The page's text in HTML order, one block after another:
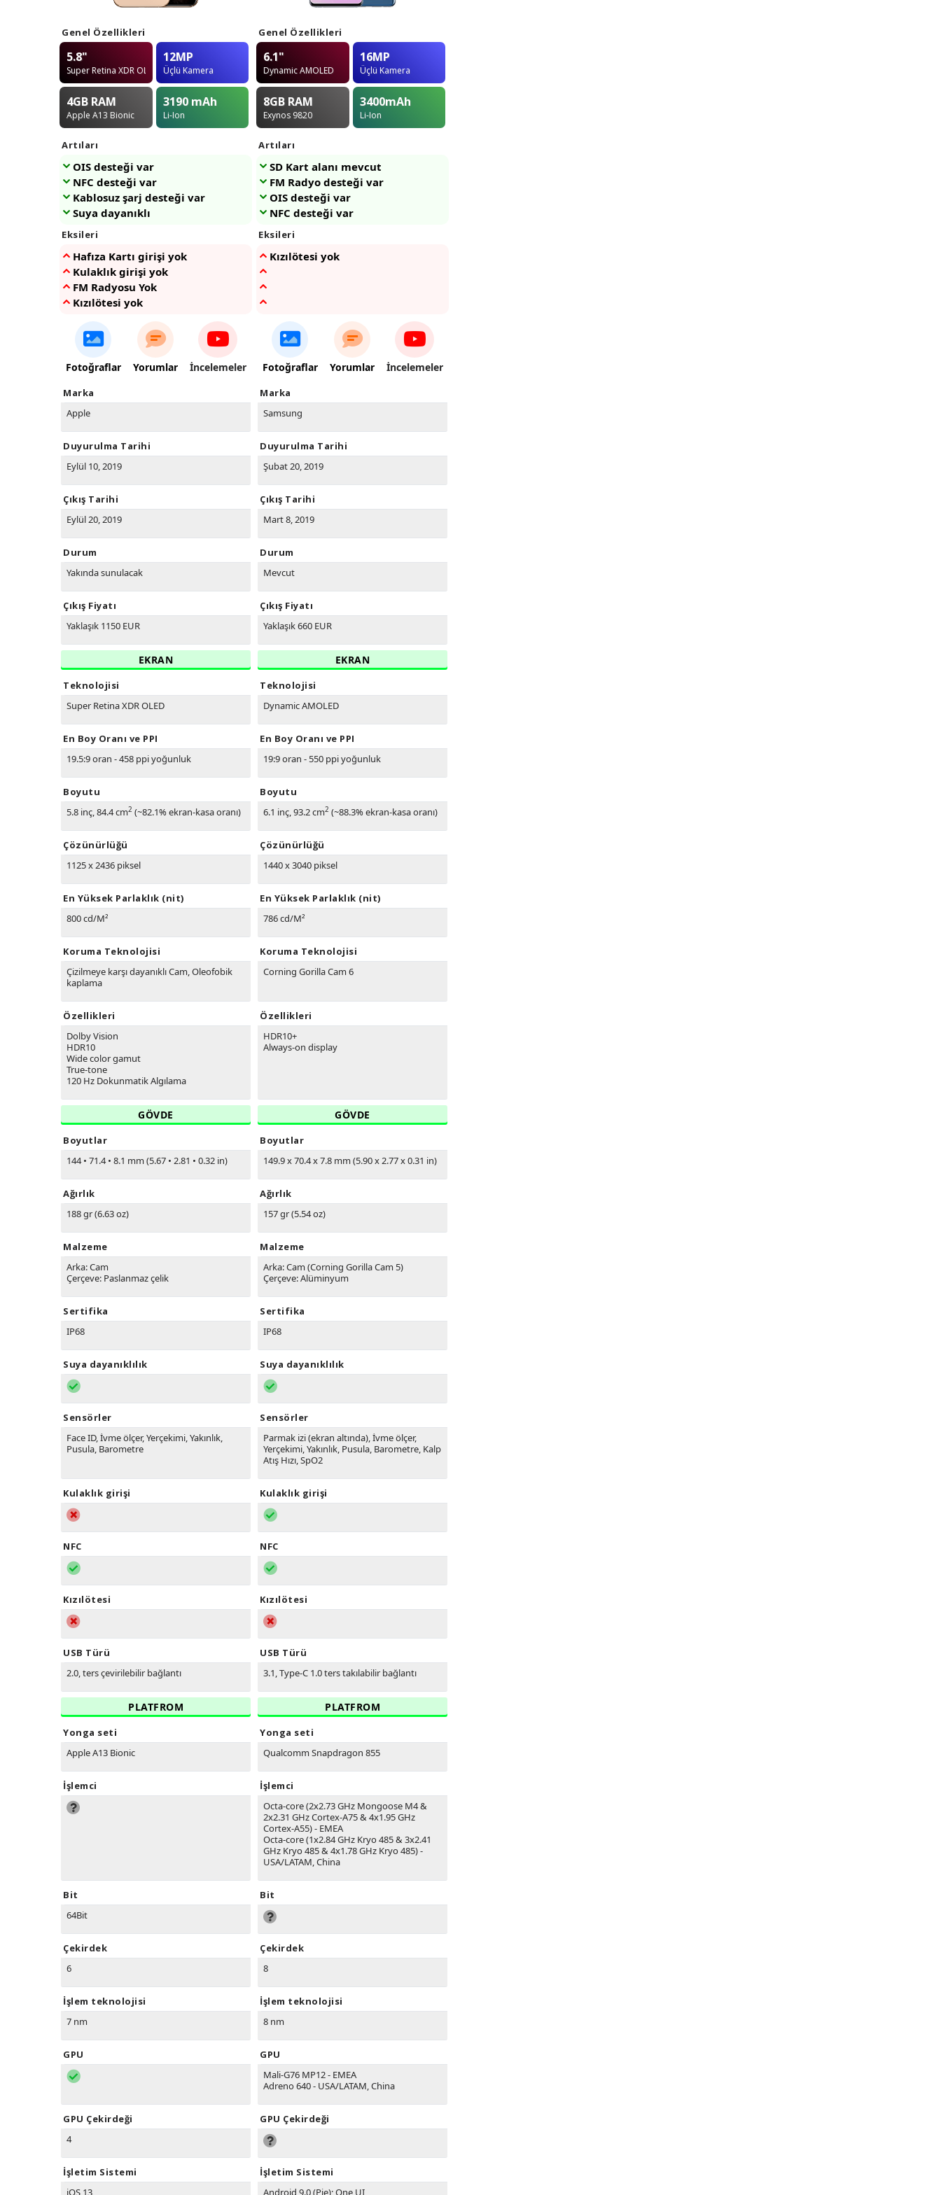
Genel Özellikleri
5.8"
Super Retina XDR OLED
12MP
Üçlü Kamera
4GB RAM
Apple A13 Bionic
3190mAh
Li-Ion
Artıları
OIS desteği var
NFC desteği var
Kablosuz şarj desteği var
Suya dayanıklı
Eksileri
Hafıza Kartı girişi yok
Kulaklık girişi yok
FM Radyosu Yok
Kızılötesi yok
Fotoğraflar Yorumlar İncelemeler
Marka
Apple
Duyurulma Tarihi
Eylül 10, 2019
Çıkış Tarihi
Eylül 20, 2019
Durum
Yakında sunulacak
Çıkış Fiyatı
Yaklaşık 1150 EUR
EKRAN
Teknolojisi
Super Retina XDR OLED
En Boy Oranı ve PPI
19.5:9 oran - 458 ppi yoğunluk
Boyutu
5.8 inç, 84.4 cm2 (~82.1% ekran-kasa oranı)
Çözünürlüğü
1125 x 2436 piksel
En Yüksek Parlaklık (nit)
800 cd/M²
Koruma Teknolojisi
Çizilmeye karşı dayanıklı Cam, Oleofobik
kaplama
Özellikleri
Dolby Vision
HDR10
Wide color gamut
True-tone
120 Hz Dokunmatik Algılama
GÖVDE
Boyutlar
144• 71.4• 8.1 mm (5.67 • 2.81 • 0.32 in)
Ağırlık
188 gr (6.63 oz)
Malzeme
Arka: Cam
Çerçeve: Paslanmaz çelik
Sertifika
IP68
Suya dayanıklılık
Sensörler
Face ID, İvme ölçer, Yerçekimi, Yakınlık,
Pusula, Barometre
Kulaklık girişi
NFC
Kızılötesi
USB Türü
2.0, ters çevirilebilir bağlantı
PLATFROM
Yonga seti
Apple A13 Bionic
İşlemci
Bit
64Bit
Çekirdek
6
İşlem teknolojisi
7 nm
GPU
GPU Çekirdeği
4
İşletim Sistemi
iOS 13
Genel Özellikleri
6.1"
Dynamic AMOLED
16MP
Üçlü Kamera
8GB RAM
Exynos 9820
3400mAh
Li-Ion
Artıları
SD Kart alanı mevcut
FM Radyo desteği var
OIS desteği var
NFC desteği var
Eksileri
Kızılötesi yok
Fotoğraflar Yorumlar İncelemeler
Marka
Samsung
Duyurulma Tarihi
Şubat 20, 2019
Çıkış Tarihi
Mart 8, 2019
Durum
Mevcut
Çıkış Fiyatı
Yaklaşık 660 EUR
EKRAN
Teknolojisi
Dynamic AMOLED
En Boy Oranı ve PPI
19:9 oran - 550 ppi yoğunluk
Boyutu
6.1 inç, 93.2 cm2 (~88.3% ekran-kasa oranı)
Çözünürlüğü
1440 x 3040 piksel
En Yüksek Parlaklık (nit)
786 cd/M²
Koruma Teknolojisi
Corning Gorilla Cam 6
Özellikleri
HDR10+
Always-on display
GÖVDE
Boyutlar
149.9 x 70.4 x 7.8 mm (5.90 x 2.77 x 0.31 in)
Ağırlık
157 gr (5.54 oz)
Malzeme
Arka: Cam (Corning Gorilla Cam 5)
Çerçeve: Alüminyum
Sertifika
IP68
Suya dayanıklılık
Sensörler
Parmak izi (ekran altında), İvme ölçer,
Yerçekimi, Yakınlık, Pusula, Barometre, Kalp
Atış Hızı, SpO2
Kulaklık girişi
NFC
Kızılötesi
USB Türü
3.1, Type-C 1.0 ters takılabilir bağlantı
PLATFROM
Yonga seti
Qualcomm Snapdragon 855
İşlemci
Octa-core (2x2.73 GHz Mongoose M4 &
2x2.31 GHz Cortex-A75 & 4x1.95 GHz
Cortex-A55) - EMEA
Octa-core (1x2.84 GHz Kryo 485 & 3x2.41
GHz Kryo 485 & 4x1.78 GHz Kryo 485) -
USA/LATAM, China
Bit
Çekirdek
8
İşlem teknolojisi
8 nm
GPU
Mali-G76 MP12 - EMEA
Adreno 640 - USA/LATAM, China
GPU Çekirdeği
İşletim Sistemi
Android 9.0 (Pie); One UI